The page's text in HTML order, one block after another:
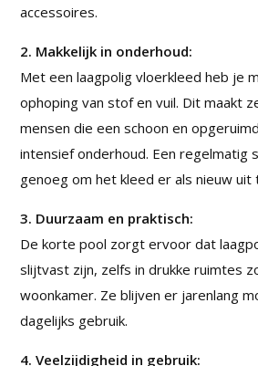
accessoires.
2. Makkelijk in onderhoud:
Met een laagpolig vloerkleed heb je
ophoping van stof en vuil. Dit maakt
mensen die een schoon en
intensief onderhoud. Een regelmatig
genoeg om het kleed er als nieuw uit
3. Duurzaam en praktisch:
De korte pool zorgt ervoor dat
slijtvast zijn, zelfs in drukke ruimtes
woonkamer. Ze blijven er jarenlang
dagelijks gebruik.
4. Veelzijdigheid in gebruik: